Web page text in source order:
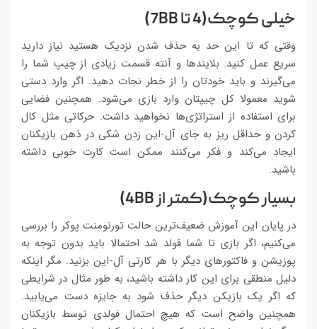
خیلی کوچک(4 تا 7BB)
وقتی که تا این حد به حذف شدن نزدیک هستید نیاز دارید
سریع عمل کنید. بلایندها و آنته قسمت زیادی از چیپ شما را
می‌گیرند و باید خودتان را از خطر نجات دهید. اگر وارد دستی
شوید معمولا کل چیپتان وارد بازی می‌شود. همچنین فضایی
برای استفاده از استراتژی‌ها نخواهید داشت. حرکاتی مثل کال
کردن و حداقل ریز به جای آل-این زدن شکی در ذهن بازیکنان
ایجاد می‌کند و فکر می‌کنند ممکن است کارت خوبی داشته
باشید.
بسیار کوچک(کمتر از 4BB)
در پایان این آموزش ضعیف‌ترین حالت تورنومنت پوکر را بررسی
می‌کنیم، اگر بازی تا شما فولد شد احتمالا باید بدون توجه به
پوزیشن و فاکتورهای دیگر با هر کارتی آل-این بزنید. مگر اینکه
دلیل منطقی برای این کار داشته باشید، به طور مثال در شرایطی
که اگر یک بازیکن دیگر حذف شود به جایزه دست می‌یابید.
همچنین واضح است که هیچ احتمال فولدی توسط بازیکنان